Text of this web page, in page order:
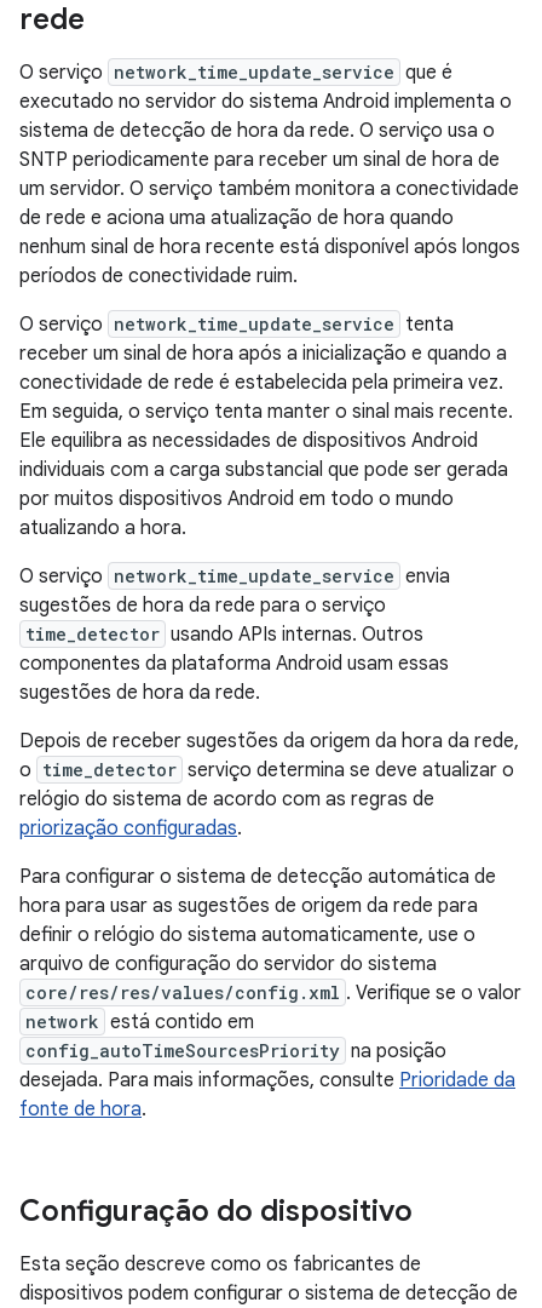
rede
O serviço network_time_update_service que é
executado no servidor do sistema Android implementa o
sistema de detecção de hora da rede. O serviço usa o
SNTP periodicamente para receber um sinal de hora de
um servidor. O serviço também monitora a conectividade
de rede e aciona uma atualização de hora quando
nenhum sinal de hora recente está disponível após longos
períodos de conectividade ruim.
O serviço network_time_update_service tenta
receber um sinal de hora após a inicialização e quando a
conectividade de rede é estabelecida pela primeira vez.
Em seguida, o serviço tenta manter o sinal mais recente.
Ele equilibra as necessidades de dispositivos Android
individuais com a carga substancial que pode ser gerada
por muitos dispositivos Android em todo o mundo
atualizando a hora.
O serviço network_time_update_service envia
sugestões de hora da rede para o serviço
time_detector usando APIs internas. Outros
componentes da plataforma Android usam essas
sugestões de hora da rede.
Depois de receber sugestões da origem da hora da rede,
o time_detector serviço determina se deve atualizar o
relógio do sistema de acordo com as regras de
priorização configuradas.
Para configurar o sistema de detecção automática de
hora para usar as sugestões de origem da rede para
definir o relógio do sistema automaticamente, use o
arquivo de configuração do servidor do sistema
core/res/res/values/config.xml . Verifique se o valor
network está contido em
config_autoTimeSourcesPriority na posição
desejada. Para mais informações, consulte Prioridade da
fonte de hora.
Configuração do dispositivo
Esta seção descreve como os fabricantes de
dispositivos podem configurar o sistema de detecção de